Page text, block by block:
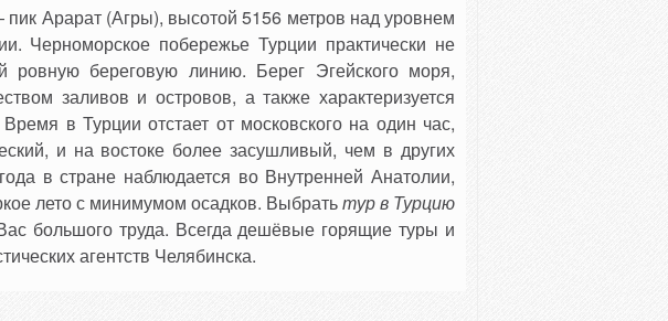
Арарат (Агры), высотой 5156 метров над уровнем
Черноморское побережье Турции практически не
ровную береговую линию. Берег Эгейского моря,
заливов и островов, а также характеризуется
в Турции отстает от московского на один час,
и на востоке более засушливый, чем в других
в стране наблюдается во Внутренней Анатолии,
лето с минимумом осадков. Выбратьтур в Турцию
большого труда. Всегда дешёвые горящие туры и
агентств Челябинска.